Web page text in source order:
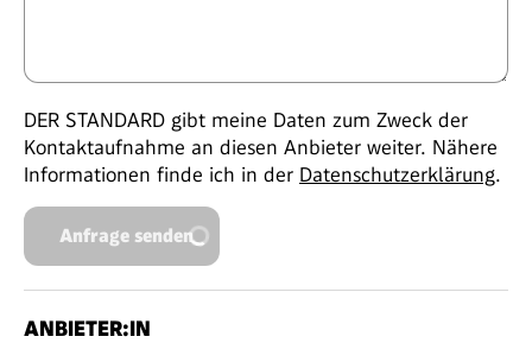
DER STANDARD gibt meine Daten zum Zweck der
Kontaktaufnahme an diesen Anbieter weiter. Nähere
Informationen finde ich in der Datenschutzerklärung.
Anfrage senden
ANBIETER:IN